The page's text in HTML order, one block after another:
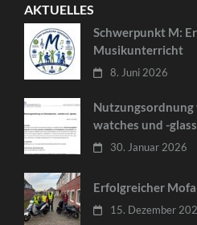
AKTUELLES
Schwerpunkt M:
Musikunterricht
8. Juni 2026
Nutzungsordnung
watches und -
30. Januar 2026
Erfolgreicher
15. Dezember